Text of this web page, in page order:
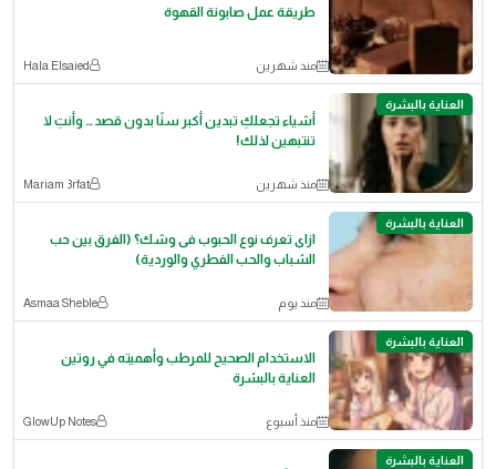
طريقة عمل صابونة القهوة
منذ شهرين Hala Elsaied
العناية بالبشرة
أشياء تجعلكِ تبدين أكبر سنًا بدون قصد… وأنتِ لا
تنتبهين لذلك!
منذ شهرين Mariam 3rfat
العناية بالبشرة
ازاى تعرف نوع الحبوب فى وشك؟ (الفرق بين حب
الشباب والحب الفطري والوردية)
منذ يوم Asmaa Sheble
العناية بالبشرة
الاستخدام الصحيح للمرطب وأهميته في روتين
العناية بالبشرة
منذ أسبوع GlowUp Notes
العناية بالبشرة